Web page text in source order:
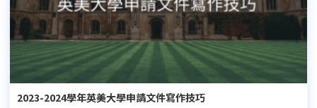
2023-2024學年英美大學申請文件寫作技巧